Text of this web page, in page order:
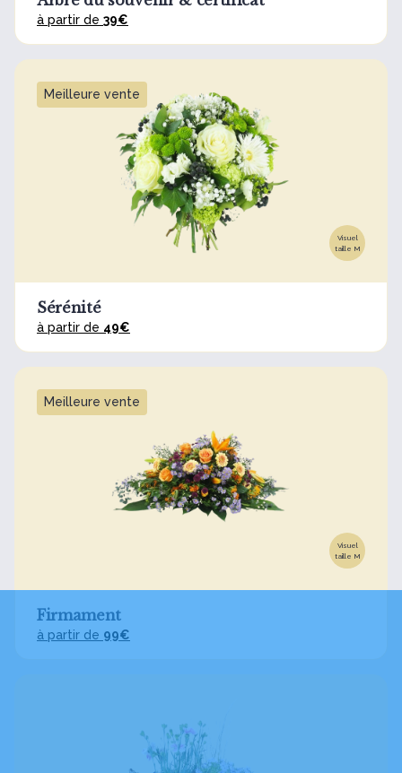
à partir de 39€
Meilleure vente
Visuel
taille M
Sérénité
à partir de 49€
Meilleure vente
Visuel
taille M
Firmament
à partir de 99€